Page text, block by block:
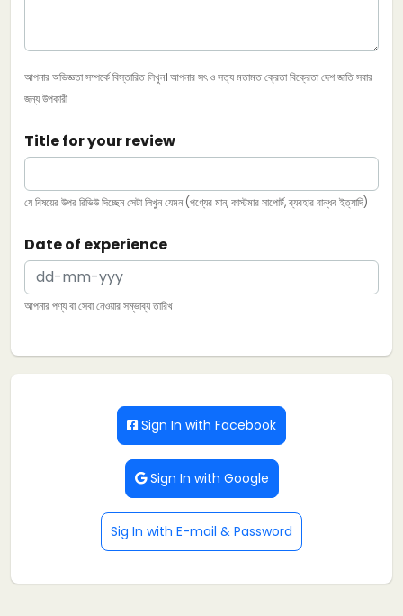
আপনার অভিজ্ঞতা সম্পর্কে বিস্তারিত লিখুন। আপনার সৎ ও সত্য মতামত ক্রেতা বিক্রেতা দেশ জাতি সবার
জন্য উপকারী
Title for your review
যে বিষয়ের উপর রিভিউ দিচ্ছেন সেটা লিখুন যেমন (পণ্যের মান, কাস্টমার সাপোর্ট, ব্যবহার বান্ধব ইত্যাদি)
Date of experience
আপনার পণ্য বা সেবা নেওয়ার সম্ভাব্য তারিখ
Sign In with Facebook
Sign In with Google
Sig In with E-mail & Password